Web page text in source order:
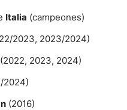
Italia (campeones)
2023, 2023/2024)
(2022, 2023, 2024)
2024)
(2016)